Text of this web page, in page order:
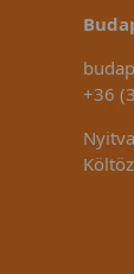
+36